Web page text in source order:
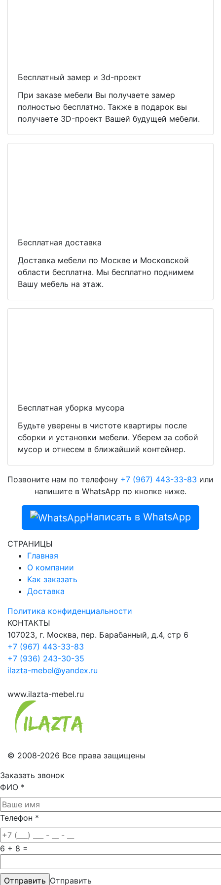
Бесплатный замер и 3d-проект
При заказе мебели Вы получаете замер
полностью бесплатно. Также в подарок вы
получаете 3D-проект Вашей будущей мебели.
Бесплатная доставка
Доставка мебели по Москве и Московской
области бесплатна. Мы бесплатно поднимем
Вашу мебель на этаж.
Бесплатная уборка мусора
Будьте уверены в чистоте квартиры после
сборки и установки мебели. Уберем за собой
мусор и отнесем в ближайший контейнер.
Позвоните нам по телефону +7 (967) 443-33-83 или
напишите в WhatsApp по кнопке ниже.
Написать в WhatsApp
СТРАНИЦЫ
Главная
О компании
Как заказать
Доставка
Политика конфиденциальности
КОНТАКТЫ
107023, г. Москва, пер. Барабанный, д.4, стр 6
+7 (967) 443-33-83
+7 (936) 243-30-35
ilazta-mebel@yandex.ru
www.ilazta-mebel.ru
© 2008-2026 Все права защищены
Заказать звонок
ФИО *
Телефон *
6 + 8 =
Отправить